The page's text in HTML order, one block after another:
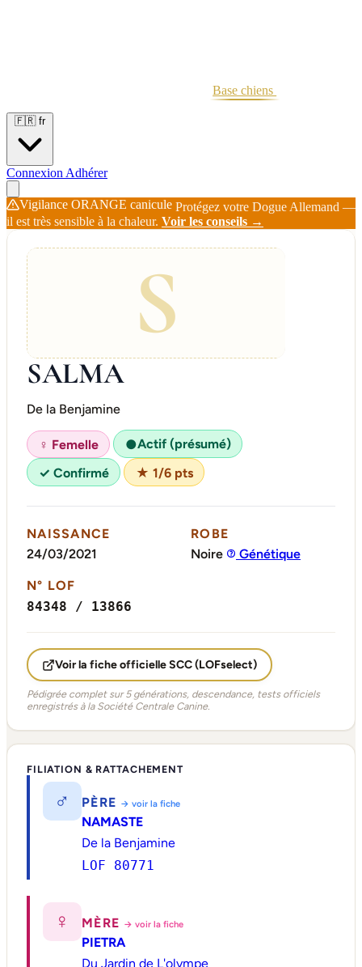
Base chiens
🇫🇷 fr
Connexion Adhérer
Vigilance ORANGE canicule Protégez votre Dogue Allemand —
il est très sensible à la chaleur. Voir les conseils →
S
SALMA
De la Benjamine
♀ Femelle ●Actif (présumé)
✓ Confirmé
★ 1/6 pts
NAISSANCE
24/03/2021
ROBE
Noire
Génétique
N° LOF
84348 / 13866
Voir la fiche officielle SCC (LOFselect)
Pédigrée complet sur 5 générations, descendance, tests officiels
enregistrés à la Société Centrale Canine.
FILIATION & RATTACHEMENT
♂ PÈRE → voir la fiche
NAMASTE
De la Benjamine
LOF 80771
♀ MÈRE → voir la fiche
PIETRA
Du Jardin de L'olympe